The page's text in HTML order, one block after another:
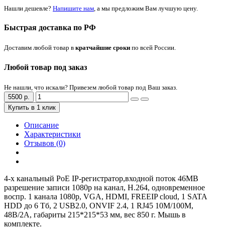
Нашли дешевле? Напишите нам , а мы предложим Вам лучшую цену.
Быстрая доставка по РФ
Доставим любой товар в кратчайшие сроки по всей России.
Любой товар под заказ
Не нашли, что искали? Привезем любой товар под Ваш заказ.
5500 р.
Купить в 1 клик
Описание
Характеристики
Отзывов (0)
4-х канальный РоЕ IP-регистратор,входной поток 46MB
разрешение записи 1080р на канал, H.264, одновременное
воспр. 1 канала 1080р, VGA, HDMI, FREEIP cloud, 1 SATA
HDD до 6 Тб, 2 USB2.0, ONVIF 2.4, 1 RJ45 10M/100M,
48B/2А, габариты 215*215*53 мм, вес 850 г. Мышь в
комплекте.